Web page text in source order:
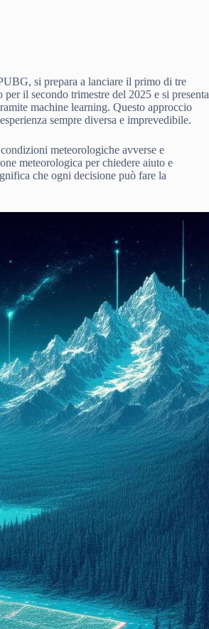
si prepara a lanciare il primo di tre
per il secondo trimestre del 2025 e si presenta
machine learning. Questo approccio
sempre diversa e imprevedibile.
meteorologiche avverse e
meteorologica per chiedere aiuto e
che ogni decisione può fare la